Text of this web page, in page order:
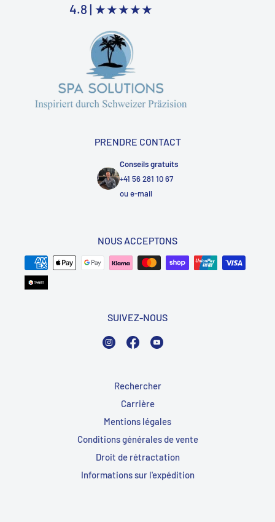
4.8 | ★★★★★
PRENDRE CONTACT
Conseils gratuits
+41 56 281 10 67
oue-mail
NOUS ACCEPTONS
SUIVEZ-NOUS
InstagramFacebook
Rechercher
Carrière
Mentions légales
Conditions générales de vente
Droit de rétractation
Informations sur l'expédition